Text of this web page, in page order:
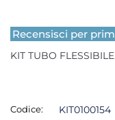
Recensisci per
KIT TUBO
Codice: KIT0100154